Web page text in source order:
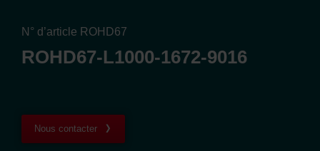
N° d’article ROHD67
ROHD67-L1000-1672-9016
Nous contacter